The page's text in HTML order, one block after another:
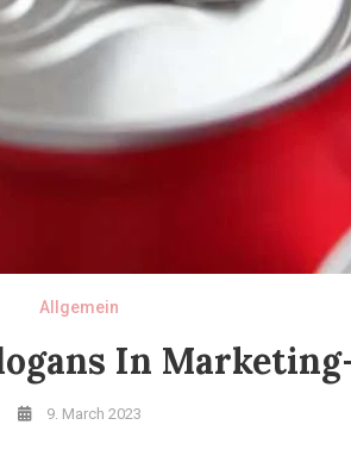
Allgemein
In
9. March 2023